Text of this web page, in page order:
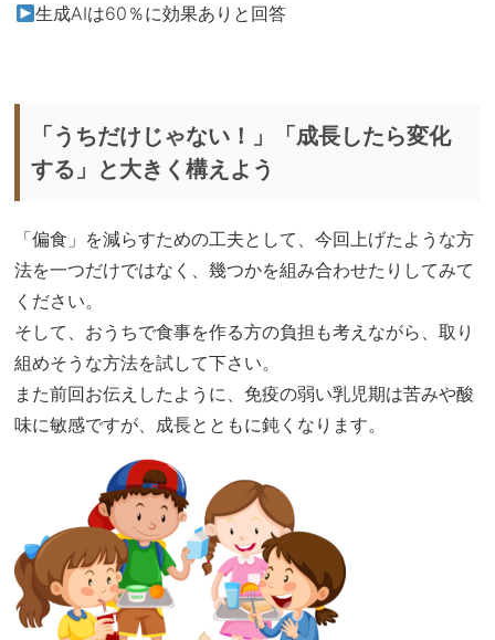
生成AIは60％に効果ありと回答
「うちだけじゃない！」「成長したら変化
する」と大きく構えよう
「偏食」を減らすための工夫として、今回上げたような方
法を一つだけではなく、幾つかを組み合わせたりしてみて
ください。
そして、おうちで食事を作る方の負担も考えながら、取り
組めそうな方法を試して下さい。
また前回お伝えしたように、免疫の弱い乳児期は苦みや酸
味に敏感ですが、成長とともに鈍くなります。